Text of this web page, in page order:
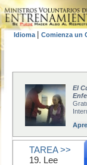
Idioma Comienza un
El
TAREA >>
19. Lee